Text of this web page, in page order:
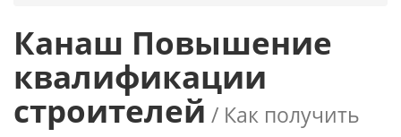
Канаш Повышение
квалификации
строителей / Как получить